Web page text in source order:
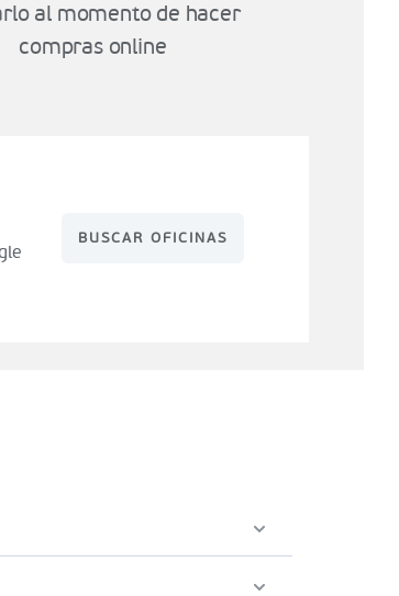
al momento de hacer
compras online
BUSCAR OFICINAS